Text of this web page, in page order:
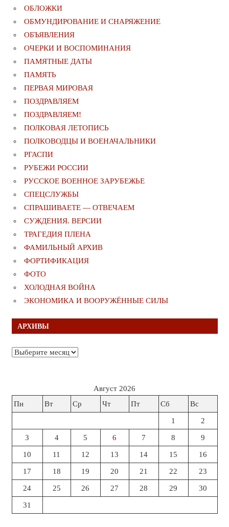
ОБЛОЖКИ
ОБМУНДИРОВАНИЕ И СНАРЯЖЕНИЕ
ОБЪЯВЛЕНИЯ
ОЧЕРКИ И ВОСПОМИНАНИЯ
ПАМЯТНЫЕ ДАТЫ
ПАМЯТЬ
ПЕРВАЯ МИРОВАЯ
ПОЗДРАВЛЯЕМ
ПОЗДРАВЛЯЕМ!
ПОЛКОВАЯ ЛЕТОПИСЬ
ПОЛКОВОДЦЫ И ВОЕНАЧАЛЬНИКИ
РГАСПИ
РУБЕЖИ РОССИИ
РУССКОЕ ВОЕННОЕ ЗАРУБЕЖЬЕ
СПЕЦСЛУЖБЫ
СПРАШИВАЕТЕ — ОТВЕЧАЕМ
СУЖДЕНИЯ. ВЕРСИИ
ТРАГЕДИЯ ПЛЕНА
ФАМИЛЬНЫЙ АРХИВ
ФОРТИФИКАЦИЯ
ФОТО
ХОЛОДНАЯ ВОЙНА
ЭКОНОМИКА И ВООРУЖЁННЫЕ СИЛЫ
АРХИВЫ
Архивы
Август 2026
Пн
Вт Ср Чт Пт Сб Вс
1 2
3 4 5 6 7 8 9
10 11 12 13 14 15 16
17 18 19 20 21 22 23
24 25 26 27 28 29 30
31